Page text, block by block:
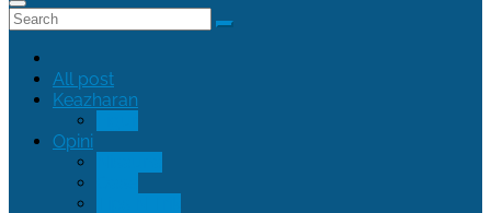
All post
Keazharan
Opini